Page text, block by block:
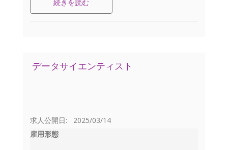
続きを読む
データサイエンティスト
求人公開日: 2025/03/14
雇用形態